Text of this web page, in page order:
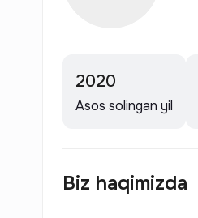
2020
Asos solingan yil
Biz haqimizda